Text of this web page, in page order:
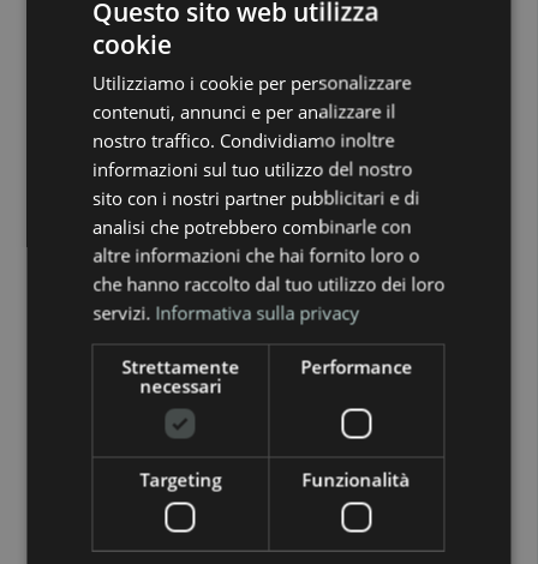
intelligente
La domanda globale di elettricità continuerà a
crescere. Secondo l’IEA, tra il 2026 e il 2030 la
domanda elettrica mondiale è prevista in
aumento a un ritmo medio annuo del 3,6%,
sostenuta anche da industria, veicoli elettrici,
climatizzazione e data center.
Questo significa che l’energia sarà sempre più
centrale nelle scelte di famiglie, imprese e
Non sarà solo una voce di costo.
Sarà un fattore competitivo.
Questo sito web utilizza
cookie
Utilizziamo i cookie per personalizzare
contenuti, annunci e per analizzare il
nostro traffico. Condividiamo inoltre
informazioni sul tuo utilizzo del nostro
sito con i nostri partner pubblicitari e di
analisi che potrebbero combinarle con
altre informazioni che hai fornito loro o
che hanno raccolto dal tuo utilizzo dei loro
servizi. Informativa sulla privacy
Strettamente
necessari
Performance
Targeting Funzionalità